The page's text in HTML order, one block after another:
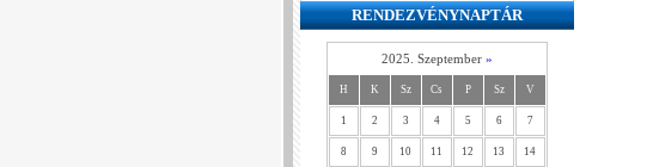
RENDEZVÉNYNAPTÁR
2025. Szeptember »
H K Sz Cs P Sz V
1 2 3 4 5 6 7
8 9 10 11 12 13 14